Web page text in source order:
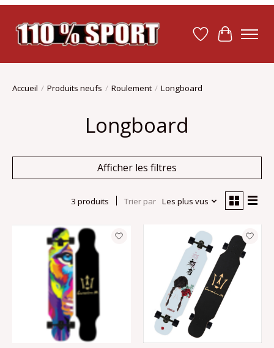
Liste dePanier
Accueil / Produits neufs / Roulement / Longboard
Longboard
Afficher les filtres
3 produits Trier par Les plus vus